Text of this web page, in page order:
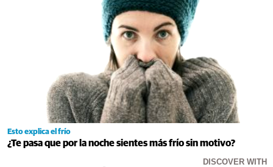
Esto explica el frío
¿Te pasa que por la noche sientes más frío sin motivo?
DISCOVER WITH